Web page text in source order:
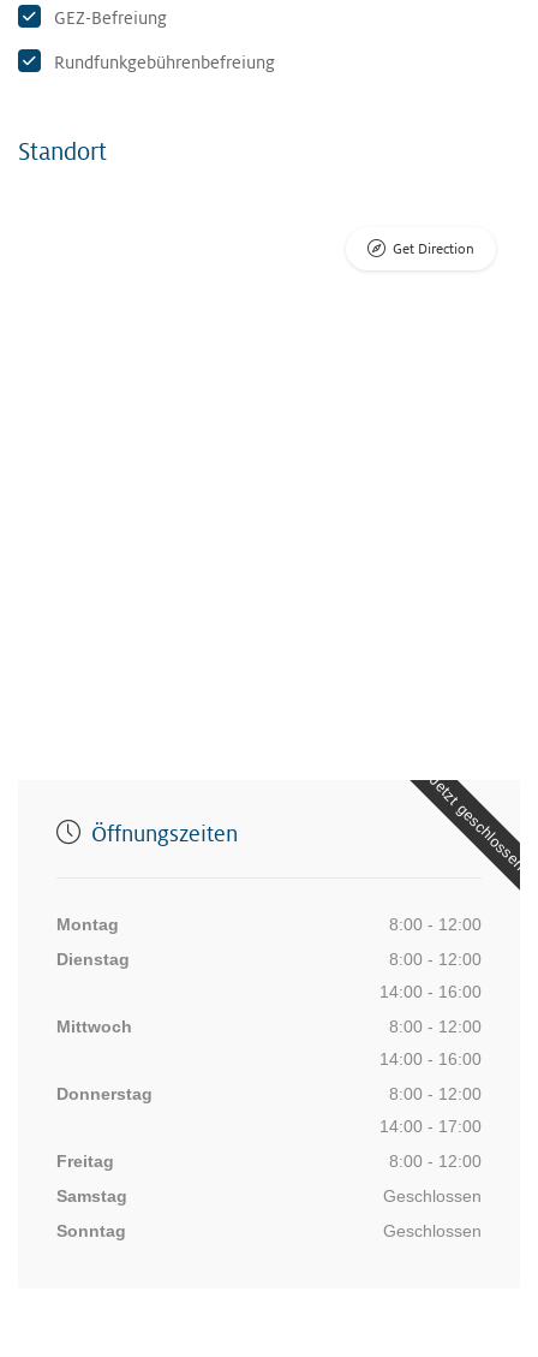
GEZ-Befreiung
Rundfunkgebührenbefreiung
Standort
Get Direction
Jetzt geschlossen
Öffnungszeiten
Montag
8:00 - 12:00
Dienstag
8:00 - 12:00
14:00 - 16:00
Mittwoch
8:00 - 12:00
14:00 - 16:00
Donnerstag
8:00 - 12:00
14:00 - 17:00
Freitag
8:00 - 12:00
Samstag
Geschlossen
Sonntag
Geschlossen